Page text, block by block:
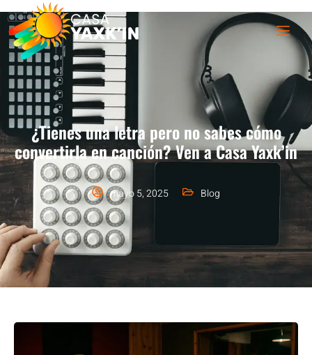
¿Tienes una letra pero no sabes cómo
convertirla en canción? Ven a Casa Yaxk’in
mayo 5, 2025 Blog